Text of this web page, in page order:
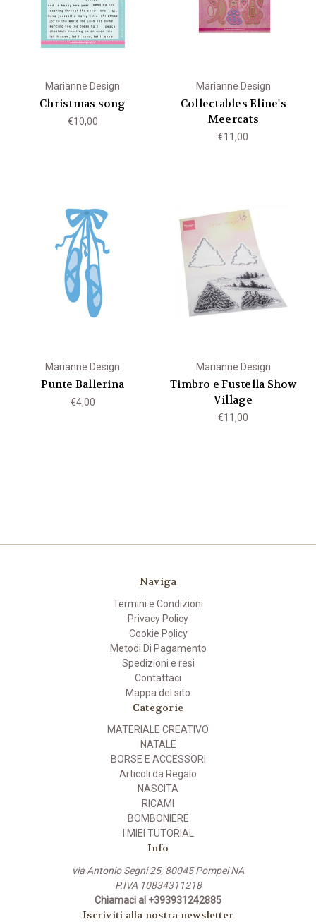
Marianne Design
Christmas song
€10,00
Marianne Design
Collectables Eline's
Meercats
€11,00
Marianne Design
Punte Ballerina
€4,00
Marianne Design
Timbro e Fustella Show
Village
€11,00
Naviga
Termini e Condizioni
Privacy Policy
Cookie Policy
Metodi Di Pagamento
Spedizioni e resi
Contattaci
Mappa del sito
Categorie
MATERIALE CREATIVO
NATALE
BORSE E ACCESSORI
Articoli da Regalo
NASCITA
RICAMI
BOMBONIERE
I MIEI TUTORIAL
Info
via Antonio Segni 25, 80045 Pompei NA
P.IVA 10834311218
Chiamaci al +393931242885
Iscriviti alla nostra newsletter